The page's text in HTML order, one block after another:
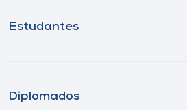
Estudantes
Diplomados